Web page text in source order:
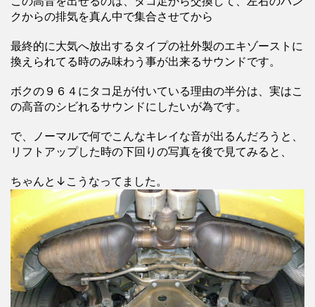
クからの排気を真ん中で集合させてから
最終的に大気へ放出するタイプの社外製のエキゾーストに
換えられてる時のみ味わう事が出来るサウンドです。
ボクの９６４にタコ足が付いている理由の半分は、実はこ
の高音のシビれるサウンドにしたいが為です。
で、ノーマルで何でこんなキレイな音が出るんだろうと、
リフトアップした時の下回りの写真を後で見てみると、
ちゃんと↓こうなってました。